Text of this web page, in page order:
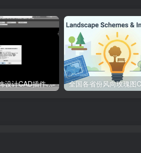
源泉建筑与装饰设计CAD插件工具箱（YQArch 6.7.4）